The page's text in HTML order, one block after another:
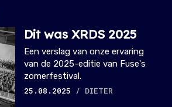
Dit was XRDS 2025
Een verslag van onze ervaring
van de 2025-editie van Fuse's
zomerfestival.
25.08.2025
/ DIETER